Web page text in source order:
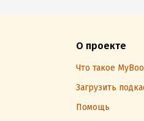
О проекте
Что такое
Загрузить
Помощь